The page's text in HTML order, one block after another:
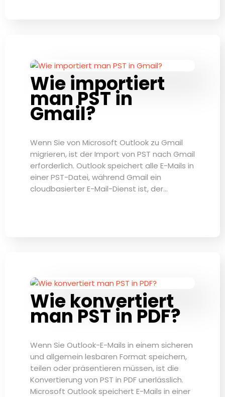
Wie importiert
man PST in
Gmail?
Wenn Sie von Microsoft Outlook zu Gmail
migrieren, ist der Import von PST nach Gmail
erforderlich. Outlook speichert alle E-Mails in
einer PST-Datei, während Gmail ein
cloudbasierter E-Mail-Dienst ist, der…
Wie konvertiert
man PST in PDF?
Wenn Sie Outlook-E-Mails in einem sicheren
und allgemein lesbaren Format speichern,
teilen oder präsentieren müssen, ist die
Konvertierung von PST in PDF unerlässlich.
Microsoft Outlook speichert E-Mails in einer